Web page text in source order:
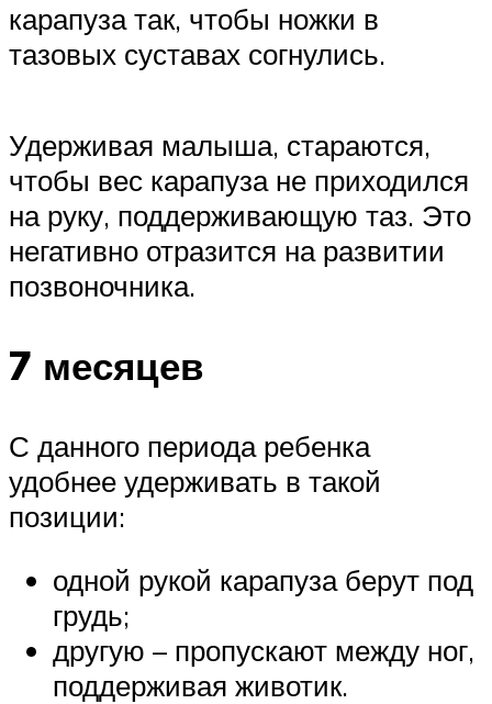
карапуза так, чтобы ножки в
тазовых суставах согнулись.
Удерживая малыша, стараются,
чтобы вес карапуза не приходился
на руку, поддерживающую таз. Это
негативно отразится на развитии
позвоночника.
7 месяцев
С данного периода ребенка
удобнее удерживать в такой
позиции:
одной рукой карапуза берут под
грудь;
другую – пропускают между ног,
поддерживая животик.